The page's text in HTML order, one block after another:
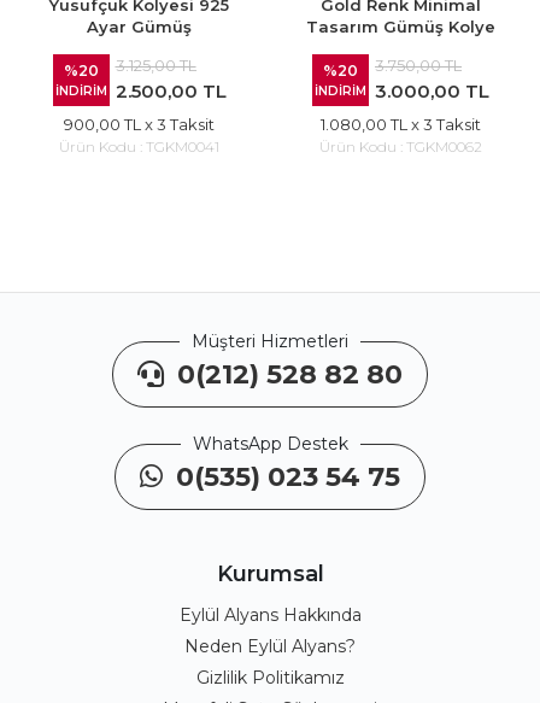
Yusufçuk Kolyesi 925
Ayar Gümüş
%20
İNDİRİM
3.125,00 TL
2.500,00 TL
900,00 TL x 3 Taksit
Ürün Kodu : TGKM0041
Gold Renk Minimal
Tasarım Gümüş Kolye
%20
İNDİRİM
3.750,00 TL
3.000,00 TL
1.080,00 TL x 3 Taksit
Ürün Kodu : TGKM0062
Müşteri Hizmetleri
0(212) 528 82 80
WhatsApp Destek
0(535) 023 54 75
Kurumsal
Eylül Alyans Hakkında
Neden Eylül Alyans?
Gizlilik Politikamız